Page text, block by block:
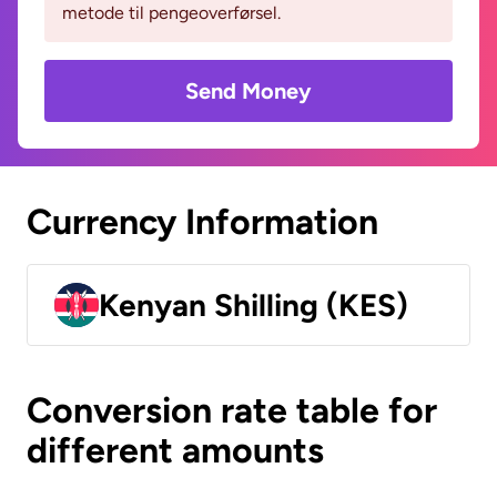
metode til pengeoverførsel.
Send Money
Currency Information
Kenyan Shilling (KES)
Conversion rate table for
different amounts